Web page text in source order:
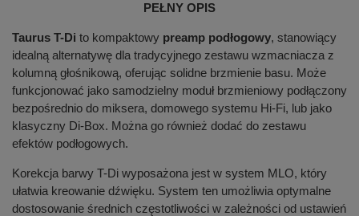
PEŁNY OPIS
Taurus T-Di to kompaktowy preamp podłogowy, stanowiący
idealną alternatywę dla tradycyjnego zestawu wzmacniacza z
kolumną głośnikową, oferując solidne brzmienie basu. Może
funkcjonować jako samodzielny moduł brzmieniowy podłączony
bezpośrednio do miksera, domowego systemu Hi-Fi, lub jako
klasyczny Di-Box. Można go również dodać do zestawu
efektów podłogowych.
Korekcja barwy T-Di wyposażona jest w system MLO, który
ułatwia kreowanie dźwięku. System ten umożliwia optymalne
dostosowanie średnich częstotliwości w zależności od ustawień